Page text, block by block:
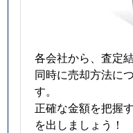
各会社から、査定
同時に売却方法に
す。
正確な金額を把握
を出しましょう！